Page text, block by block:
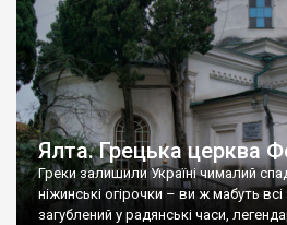
Ялта. Грецька церква
Греки залишили Україні чималий
ніжинські огірочки – ви ж мабуть всі
загублений у радянські часи,